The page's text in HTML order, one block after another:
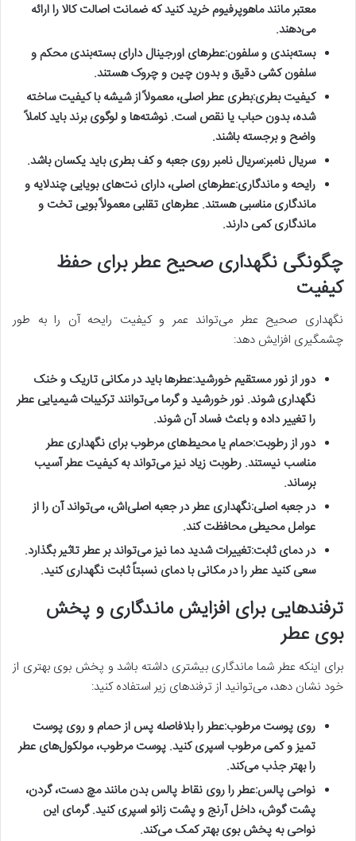
معتبر مانندماهوپرفیومخرید کنید که ضمانت اصالت کالا را ارائه
می‌دهند.
بسته‌بندی و سلفون:عطرهای اورجینال دارای بسته‌بندی محکم و
سلفون کشی دقیق و بدون چین و چروک هستند.
کیفیت بطری:بطری عطر اصلی، معمولاً از شیشه با کیفیت ساخته
شده، بدون حباب یا نقص است. نوشته‌ها و لوگوی برند باید کاملاً
واضح و برجسته باشند.
سریال نامبر:سریال نامبر روی جعبه و کف بطری باید یکسان باشد.
رایحه و ماندگاری:عطرهای اصلی، دارای نت‌های بویایی چندلایه و
ماندگاری مناسبی هستند. عطرهای تقلبی معمولاً بویی تخت و
ماندگاری کمی دارند.
چگونگی نگهداری صحیح عطر برای حفظ
کیفیت
نگهداری صحیح عطر می‌تواند عمر و کیفیت رایحه آن را به طور
چشمگیری افزایش دهد:
دور از نور مستقیم خورشید:عطرها باید در مکانی تاریک و خنک
نگهداری شوند. نور خورشید و گرما می‌توانند ترکیبات شیمیایی عطر
را تغییر داده و باعث فساد آن شوند.
دور از رطوبت:حمام یا محیط‌های مرطوب برای نگهداری عطر
مناسب نیستند. رطوبت زیاد نیز می‌تواند به کیفیت عطر آسیب
برساند.
در جعبه اصلی:نگهداری عطر در جعبه اصلی‌اش، می‌تواند آن را از
عوامل محیطی محافظت کند.
در دمای ثابت:تغییرات شدید دما نیز می‌تواند بر عطر تاثیر بگذارد.
سعی کنید عطر را در مکانی با دمای نسبتاً ثابت نگهداری کنید.
ترفندهایی برای افزایش ماندگاری و پخش
بوی عطر
برای اینکه عطر شما ماندگاری بیشتری داشته باشد و پخش بوی بهتری از
خود نشان دهد، می‌توانید از ترفندهای زیر استفاده کنید:
روی پوست مرطوب:عطر را بلافاصله پس از حمام و روی پوست
تمیز و کمی مرطوب اسپری کنید. پوست مرطوب، مولکول‌های عطر
را بهتر جذب می‌کند.
نواحی پالس:عطر را روی نقاط پالس بدن مانند مچ دست، گردن،
پشت گوش، داخل آرنج و پشت زانو اسپری کنید. گرمای این
نواحی به پخش بوی بهتر کمک می‌کند.